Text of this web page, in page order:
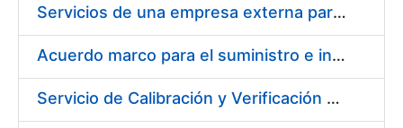
Servicios de una empresa externa para el asesoramiento y resolución de los recursos de alzada que se presentan relacionados con procesos de selección para la FNMT-RCM
Acuerdo marco para el suministro e instalación de persianas, estores y otros complementos
Servicio de Calibración y Verificación Externa de los Equipos de Medición del Servicio de Prevención de la FNMT-RCM